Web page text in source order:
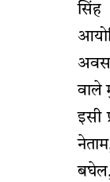
वाले
इसी